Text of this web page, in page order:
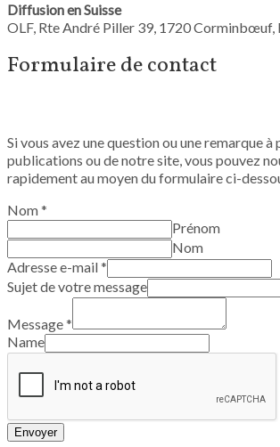
Diffusion en Suisse
OLF, Rte André Piller 39, 1720
Formulaire de contact
Si vous avez une question ou une remarque à
publications ou de notre site, vous pouvez
rapidement au moyen du formulaire ci-
Nom*
Prénom
Nom
Adresse e-mail*
Sujet de votre message
Message*
Name
Envoyer